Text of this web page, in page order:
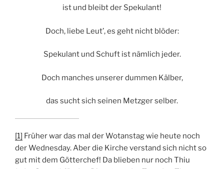
ist und bleibt der Spekulant!
Doch, liebe Leut’, es geht nicht blöder:
Spekulant und Schuft ist nämlich jeder.
Doch manches unserer dummen Kälber,
das sucht sich seinen Metzger selber.
[1] Früher war das mal der Wotanstag wie heute noch
der Wednesday. Aber die Kirche verstand sich nicht so
gut mit dem Götterchef! Da blieben nur noch Thiu